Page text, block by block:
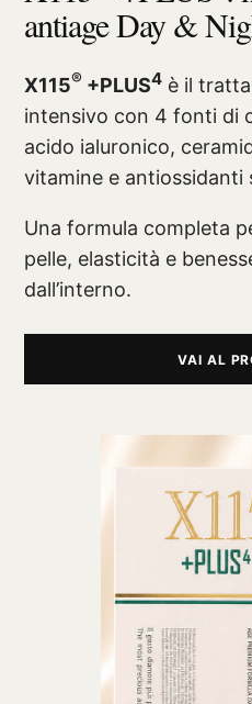
antiage Day &
X115® +PLUS4 è il
intensivo con 4 fonti di
acido ialuronico,
vitamine e antiossidanti
Una formula completa
pelle, elasticità e
dall’interno.
VAI AL